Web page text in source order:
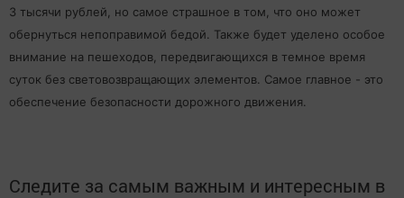
3 тысячи рублей, но самое страшное в том, что оно может
обернуться непоправимой бедой. Также будет уделено особое
внимание на пешеходов, передвигающихся в темное время
суток без световозвращающих элементов. Самое главное - это
обеспечение безопасности дорожного движения.
Следите за самым важным и интересным в